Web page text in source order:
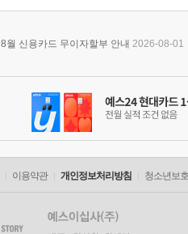
8월 신용카드 무이자할부 안내 2026-08-01
이용약관 개인정보처리방침 청소년보